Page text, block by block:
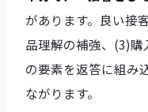
があります。良い接
品理解の補強、(3)
の要素を返答に組み
ながります。